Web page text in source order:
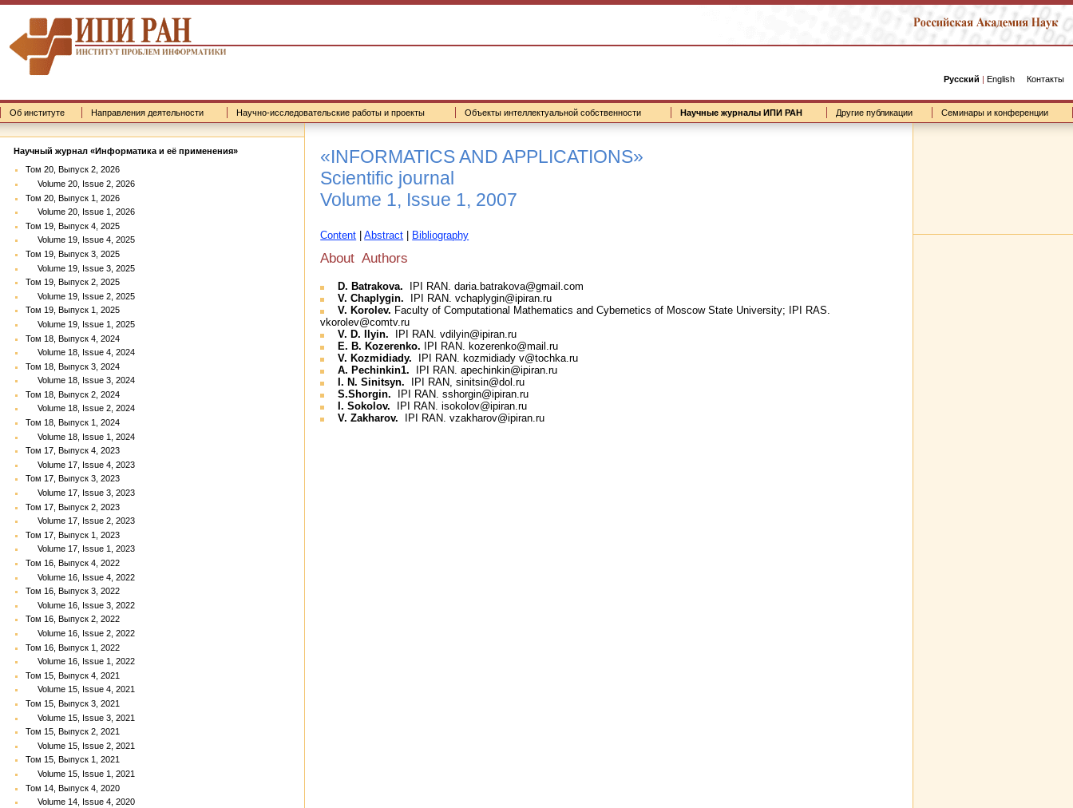
Русский | English Контакты
Об институте Направления деятельности Научно-исследовательские работы и проекты Объекты интеллектуальной собственности Научные журналы ИПИ РАН Другие публикации Семинары и конференции
Научный журнал «Информатика и её применения»
Том 20, Выпуск 2, 2026
Volume 20, Issue 2, 2026
Том 20, Выпуск 1, 2026
Volume 20, Issue 1, 2026
Том 19, Выпуск 4, 2025
Volume 19, Issue 4, 2025
Том 19, Выпуск 3, 2025
Volume 19, Issue 3, 2025
Том 19, Выпуск 2, 2025
Volume 19, Issue 2, 2025
Том 19, Выпуск 1, 2025
Volume 19, Issue 1, 2025
Том 18, Выпуск 4, 2024
Volume 18, Issue 4, 2024
Том 18, Выпуск 3, 2024
Volume 18, Issue 3, 2024
Том 18, Выпуск 2, 2024
Volume 18, Issue 2, 2024
Том 18, Выпуск 1, 2024
Volume 18, Issue 1, 2024
Том 17, Выпуск 4, 2023
Volume 17, Issue 4, 2023
Том 17, Выпуск 3, 2023
Volume 17, Issue 3, 2023
Том 17, Выпуск 2, 2023
Volume 17, Issue 2, 2023
Том 17, Выпуск 1, 2023
Volume 17, Issue 1, 2023
Том 16, Выпуск 4, 2022
Volume 16, Issue 4, 2022
Том 16, Выпуск 3, 2022
Volume 16, Issue 3, 2022
Том 16, Выпуск 2, 2022
Volume 16, Issue 2, 2022
Том 16, Выпуск 1, 2022
Volume 16, Issue 1, 2022
Том 15, Выпуск 4, 2021
Volume 15, Issue 4, 2021
Том 15, Выпуск 3, 2021
Volume 15, Issue 3, 2021
Том 15, Выпуск 2, 2021
Volume 15, Issue 2, 2021
Том 15, Выпуск 1, 2021
Volume 15, Issue 1, 2021
Том 14, Выпуск 4, 2020
Volume 14, Issue 4, 2020
«INFORMATICS AND APPLICATIONS»
Scientific journal
Volume 1, Issue 1, 2007
Content |Abstract | Bibliography
About Authors
D. Batrakova. IPI RAN. daria.batrakova@gmail.com
V. Chaplygin. IPI RAN. vchaplygin@ipiran.ru
V. Korolev. Faculty of Computational Mathematics and Cybernetics of Moscow State University; IPI RAS.
vkorolev@comtv.ru
V. D. Ilyin. IPI RAN. vdilyin@ipiran.ru
E. B. Kozerenko. IPI RAN. kozerenko@mail.ru
V. Kozmidiady. IPI RAN. kozmidiady v@tochka.ru
A. Pechinkin1. IPI RAN. apechinkin@ipiran.ru
I. N. Sinitsyn. IPI RAN, sinitsin@dol.ru
S.Shorgin. IPI RAN. sshorgin@ipiran.ru
I. Sokolov. IPI RAN. isokolov@ipiran.ru
V. Zakharov. IPI RAN. vzakharov@ipiran.ru